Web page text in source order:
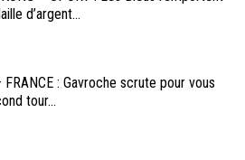
d’argent...
FRANCE : Gavroche scrute pour vous
tour...